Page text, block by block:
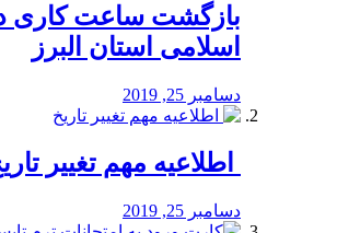
بازگشت ساعت کاری
اسلامی استان البرز
دسامبر 25, 2019
اطلاعیه مهم تغییر
دسامبر 25, 2019